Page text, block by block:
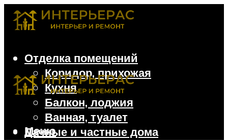
Отделка помещений
Коридор, прихожая
Кухня
Балкон, лоджия
Ванная, туалет
Дачные и частные дома
Меню